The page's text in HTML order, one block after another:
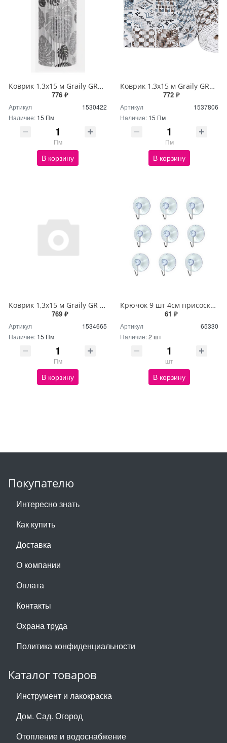
Коврик 1,3х15 м Graily GR1301A-130
776 ₽
Артикул
1530422
Наличие: 15 Пм
Пм
В корзину
Коврик 1,3х15 м Graily GR1356A-130
772 ₽
Артикул
1537806
Наличие: 15 Пм
Пм
В корзину
Коврик 1,3х15 м Graily GR 1241B-130
769 ₽
Артикул
1534665
Наличие: 15 Пм
Пм
В корзину
Крючок 9 шт 4см присоска-вакуум NA1054
61 ₽
Артикул
65330
Наличие:2 шт
шт
В корзину
Покупателю
Интересно знать
Как купить
Доставка
О компании
Оплата
Контакты
Охрана труда
Политика конфиденциальности
Каталог товаров
Инструмент и лакокраска
Дом. Сад. Огород
Отопление и водоснабжение